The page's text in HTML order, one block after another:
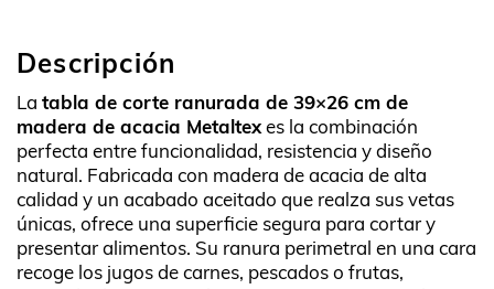
Descripción
La tabla de corte ranurada de 39×26 cm de
madera de acacia Metaltexes la combinación
perfecta entre funcionalidad, resistencia y diseño
natural. Fabricada con madera de acacia de alta
calidad y un acabado aceitado que realza sus vetas
únicas, ofrece una superficie segura para cortar y
presentar alimentos. Su ranura perimetral en una cara
recoge los jugos de carnes, pescados o frutas,